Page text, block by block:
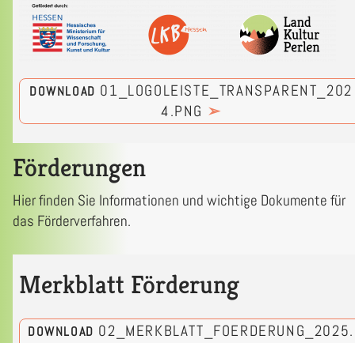
DOWNLOAD 01_LOGOLEISTE_TRANSPARENT_202
4.PNG ➢
Förderungen
Hier finden Sie Informationen und wichtige Dokumente für
das Förderverfahren.
Merkblatt Förderung
DOWNLOAD 02_MERKBLATT_FOERDERUNG_2025.